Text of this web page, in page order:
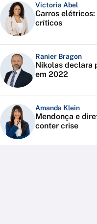
Victoria Abel
Carros
críticos
Ranier Bragon
Nikolas declara
em 2022
Amanda Klein
Mendonça e
conter crise